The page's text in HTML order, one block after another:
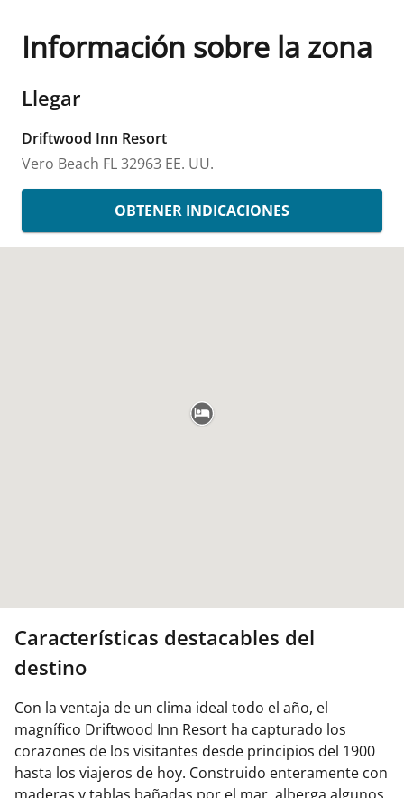
Información sobre la zona
Llegar
Driftwood Inn Resort
Vero Beach FL32963 EE. UU.
OBTENER INDICACIONES
Características destacables del
destino
Con la ventaja de un clima ideal todo el año, el
magnífico Driftwood Inn Resort ha capturado los
corazones de los visitantes desde principios del 1900
hasta los viajeros de hoy. Construido enteramente con